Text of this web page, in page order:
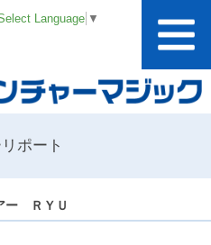
Language ▼
ポート
ー ＲＹＵ